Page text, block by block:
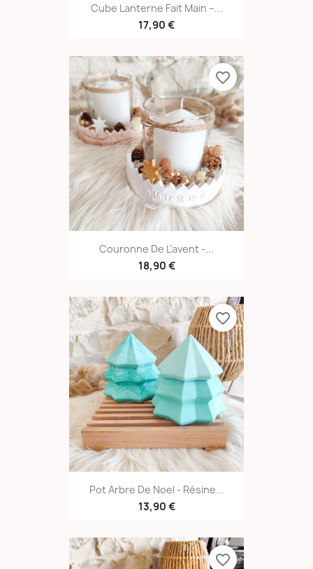
Cube Lanterne Fait Main –...
17,90 €
Couronne De L’avent -...
18,90 €
favorite_border
Pot Arbre De Noel - Résine...
13,90 €
favorite_border
favorite_border